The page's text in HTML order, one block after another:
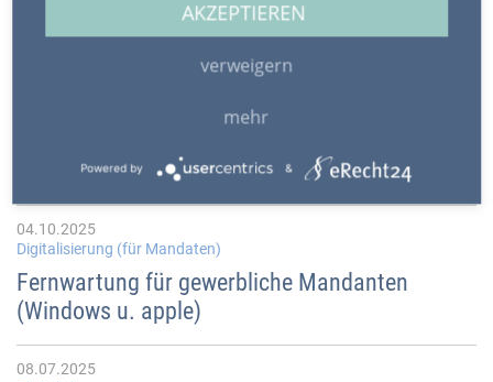
Mandanten-Rundschreiben zum Jahreswechel
Lohnnachweise Mini-Job 2022 -2026
04.10.2025
Digitalisierung (für Mandaten)
Fernwartung für gewerbliche Mandanten
(Windows u. apple)
08.07.2025
AKZEPTIEREN
verweigern
mehr
Powered by &